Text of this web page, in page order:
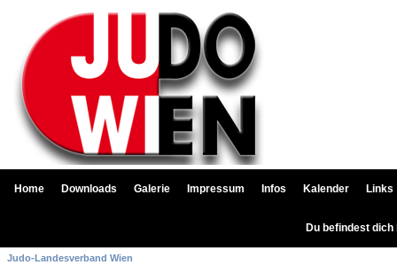
Home Downloads Galerie Impressum Infos Kalender Links
Du befindest
Judo-Landesverband Wien